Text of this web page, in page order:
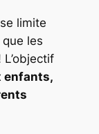
limite
les
enfants,